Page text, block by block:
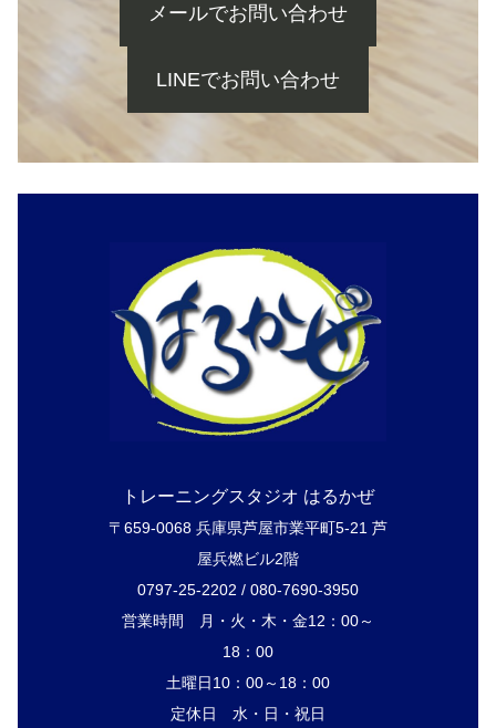
メールでお問い合わせ
LINEでお問い合わせ
トレーニングスタジオ はるかぜ
〒659-0068 兵庫県芦屋市業平町5-21 芦
屋兵燃ビル2階
0797-25-2202 / 080-7690-3950
営業時間 月・火・木・金12：00～
18：00
土曜日10：00～18：00
定休日 水・日・祝日